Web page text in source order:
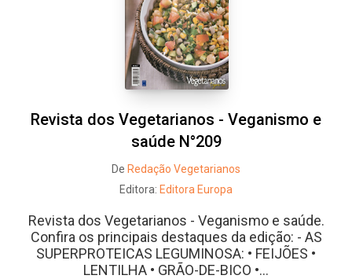
Revista dos Vegetarianos - Veganismo e
saúde N°209
De Redação Vegetarianos
Editora: Editora Europa
Revista dos Vegetarianos - Veganismo e saúde.
Confira os principais destaques da edição: - AS
SUPERPROTEICAS LEGUMINOSA: • FEIJÕES •
LENTILHA • GRÃO-DE-BICO •...